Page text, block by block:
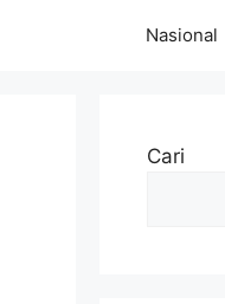
Nasional
Cari